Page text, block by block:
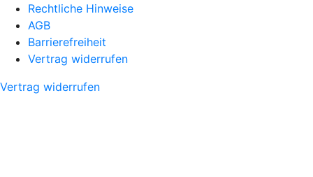
Rechtliche Hinweise
AGB
Barrierefreiheit
Vertrag widerrufen
Vertrag widerrufen